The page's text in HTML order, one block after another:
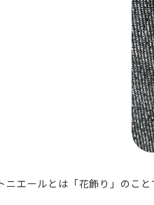
ニエールとは「花飾り」のこ